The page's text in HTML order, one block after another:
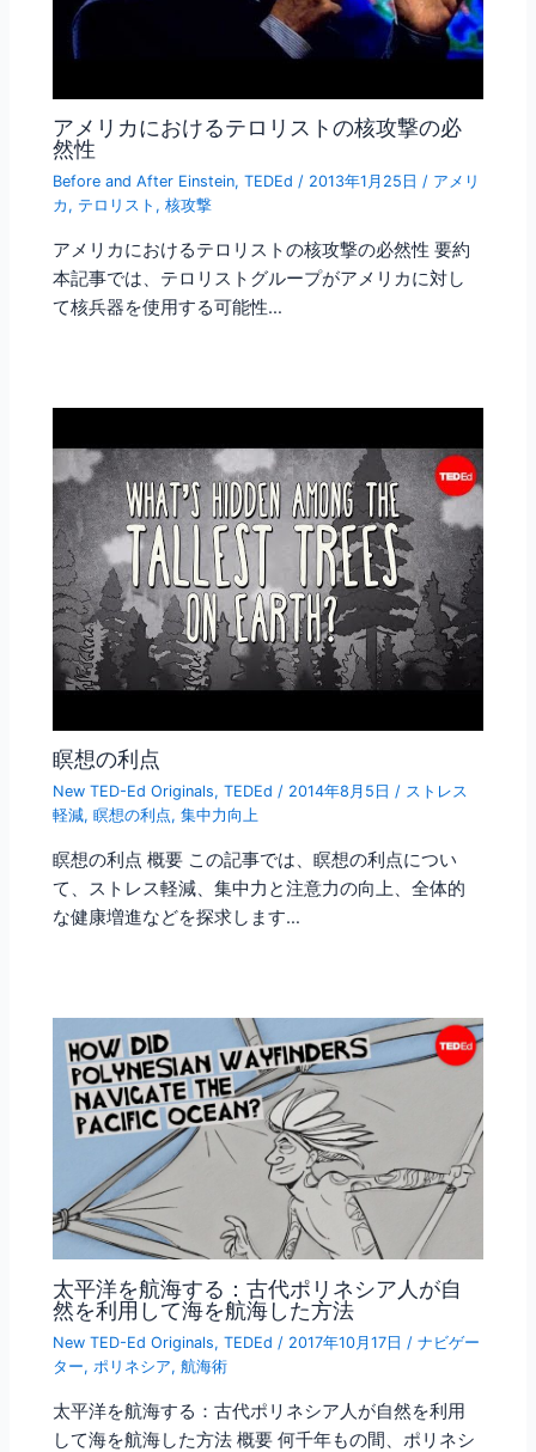
アメリカにおけるテロリストの核攻撃の必
然性
Before and After Einstein,TEDEd / 2013年1月25日/ アメリ
カ , テロリスト ,核攻撃
アメリカにおけるテロリストの核攻撃の必然性 要約
本記事では、テロリストグループがアメリカに対し
て核兵器を使用する可能性…
瞑想の利点
New TED-Ed Originals,TEDEd / 2014年8月5日/ ストレス
軽減,瞑想の利点,集中力向上
瞑想の利点 概要 この記事では、瞑想の利点につい
て、ストレス軽減、集中力と注意力の向上、全体的
な健康増進などを探求します…
太平洋を航海する：古代ポリネシア人が自
然を利用して海を航海した方法
New TED-Ed Originals,TEDEd / 2017年10月17日/ナビゲー
ター,ポリネシア,航海術
太平洋を航海する：古代ポリネシア人が自然を利用
して海を航海した方法 概要 何千年もの間、ポリネシ